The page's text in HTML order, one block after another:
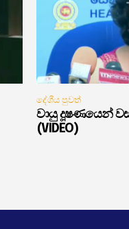
දේශීය පුවත්
වායු දූෂණයෙන්
(VIDEO)